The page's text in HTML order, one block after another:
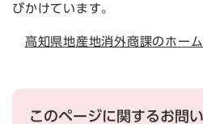
びかけています。
高知県地産地消外商課のホー
このページに関するお問